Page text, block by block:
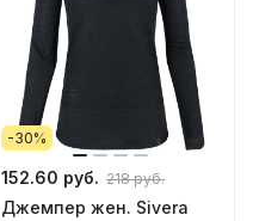
-30%
152.60 руб. 218 руб.
Джемпер жен. Sivera